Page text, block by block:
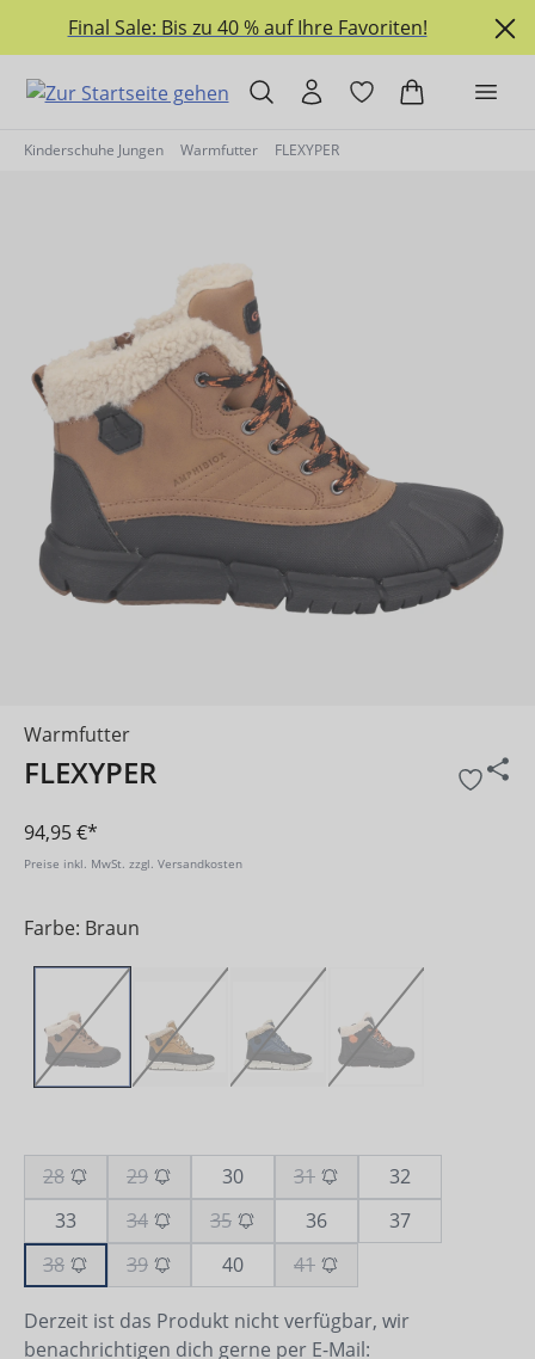
springen
Final Sale: Bis zu 40 % auf Ihre Favoriten!
Kinderschuhe Jungen Warmfutter FLEXYPER
Warmfutter
FLEXYPER
94,95 €*
Preise inkl. MwSt. zzgl. Versandkosten
Farbe: Braun
28 29 30 31
32
33
34 35 36
37
38
39 40 41
Derzeit ist das Produkt nicht verfügbar, wir
benachrichtigen dich gerne per E-Mail: